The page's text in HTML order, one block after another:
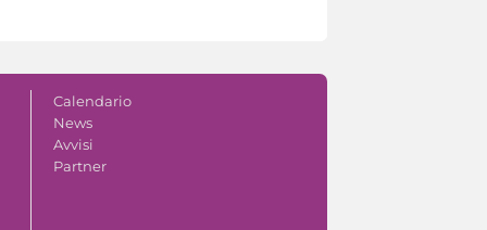
Calendario
News
Avvisi
Partner